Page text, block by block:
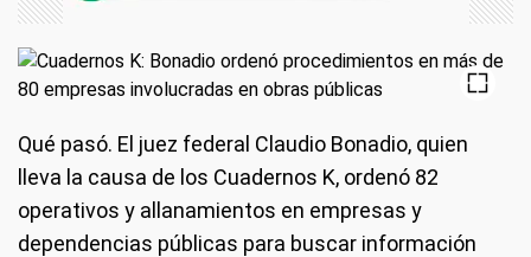
Qué pasó. El juez federal Claudio Bonadio, quien
lleva la causa de los Cuadernos K, ordenó 82
operativos y allanamientos en empresas y
dependencias públicas para buscar información